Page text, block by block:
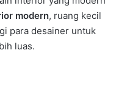
modern, ruang kecil
para desainer untuk
luas.